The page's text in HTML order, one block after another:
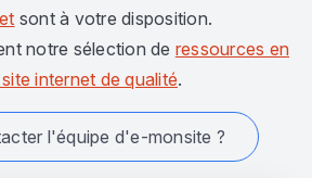
sont à votre disposition.
notre sélection de ressources en
internet de qualité.
l'équipe d'e-monsite ?